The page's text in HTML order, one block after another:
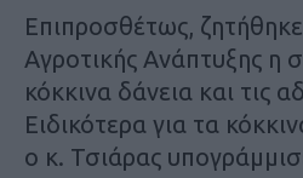
Επιπροσθέτως,
Αγροτικής Ανάπτυξης η
κόκκινα δάνεια και τις
Ειδικότερα για τα
ο κ. Τσιάρας